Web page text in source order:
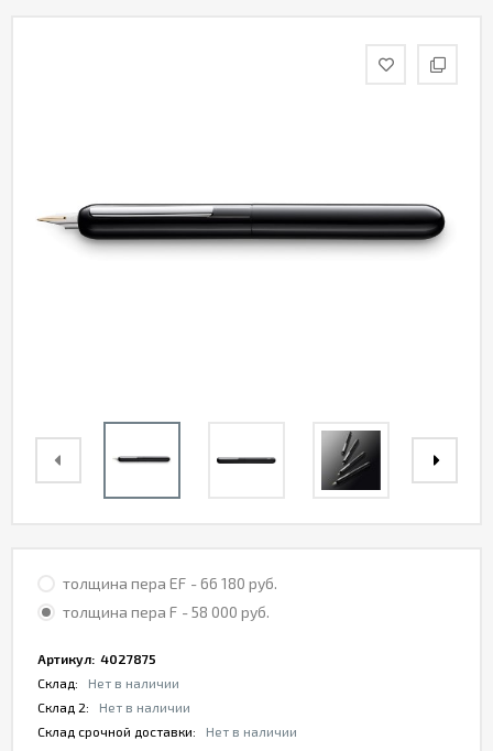
толщина пера EF - 66 180 руб.
толщина пера F - 58 000 руб.
Артикул: 4027875
Склад:
Нет в наличии
Склад 2:
Нет в наличии
Склад срочной доставки:
Нет в наличии